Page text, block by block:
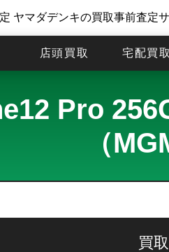
ヤマダデンキの買取事前査定
店頭買取 宅配買取
Pro
（
買